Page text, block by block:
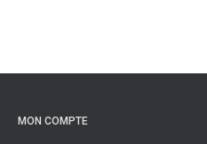
MON COMPTE